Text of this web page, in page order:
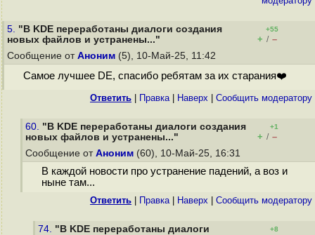
5. "В KDE переработаны диалоги создания
новых файлов и устранены..."
+55
+ / –
Сообщение от Аноним (5), 10-Май-25, 11:42
Самое лучшее DE, спасибо ребятам за их старания❤️
Ответить Правка| Наверх Cообщить модератору
60. "В KDE переработаны диалоги создания
новых файлов и устранены..."
+1
+ / –
Сообщение от Аноним (60), 10-Май-25, 16:31
В каждой новости про устранение падений, а воз и
ныне там...
Ответить Правка| Наверх Cообщить модератору
74. "В KDE переработаны диалоги
+8